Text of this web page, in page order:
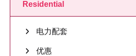
Residential
电力配套
优惠